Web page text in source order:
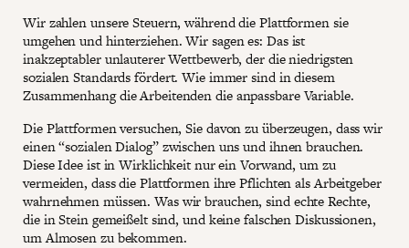
Wir zahlen unsere Steuern, während die Plattformen sie
umgehen und hinterziehen. Wir sagen es: Das ist
inakzeptabler unlauterer Wettbewerb, der die niedrigsten
sozialen Standards fördert. Wie immer sind in diesem
Zusammenhang die Arbeitenden die anpassbare Variable.
Die Plattformen versuchen, Sie davon zu überzeugen, dass wir
einen “sozialen Dialog” zwischen uns und ihnen brauchen.
Diese Idee ist in Wirklichkeit nur ein Vorwand, um zu
vermeiden, dass die Plattformen ihre Pflichten als Arbeitgeber
wahrnehmen müssen. Was wir brauchen, sind echte Rechte,
die in Stein gemeißelt sind, und keine falschen Diskussionen,
um Almosen zu bekommen.